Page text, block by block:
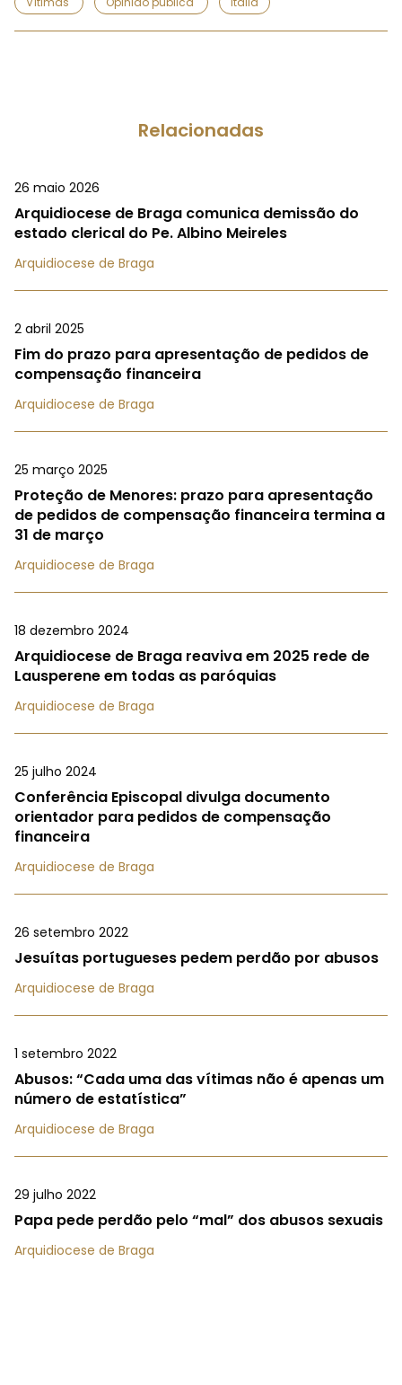
Relacionadas
26 maio 2026
Arquidiocese de Braga comunica demissão do
estado clerical do Pe. Albino Meireles
Arquidiocese de Braga
2 abril 2025
Fim do prazo para apresentação de pedidos de
compensação financeira
Arquidiocese de Braga
25 março 2025
Proteção de Menores: prazo para apresentação
de pedidos de compensação financeira termina a
31 de março
Arquidiocese de Braga
18 dezembro 2024
Arquidiocese de Braga reaviva em 2025 rede de
Lausperene em todas as paróquias
Arquidiocese de Braga
25 julho 2024
Conferência Episcopal divulga documento
orientador para pedidos de compensação
financeira
Arquidiocese de Braga
26 setembro 2022
Jesuítas portugueses pedem perdão por abusos
Arquidiocese de Braga
1 setembro 2022
Abusos: “Cada uma das vítimas não é apenas um
número de estatística”
Arquidiocese de Braga
29 julho 2022
Papa pede perdão pelo “mal” dos abusos sexuais
Arquidiocese de Braga